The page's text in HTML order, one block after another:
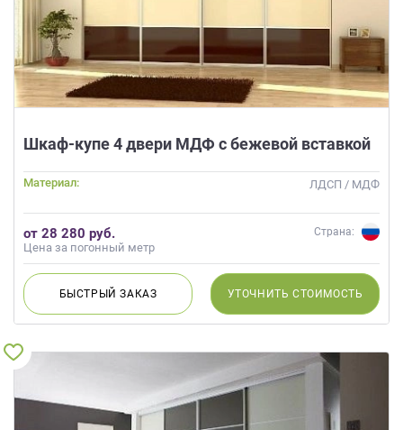
Шкаф-купе 4 двери МДФ с бежевой вставкой
Материал: ЛДСП / МДФ
от 28 280 руб.
Цена за погонный метр
Страна:
БЫСТРЫЙЗАКАЗ УТОЧНИТЬ СТОИМОСТЬ